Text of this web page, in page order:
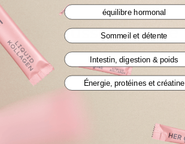
Ça va aussi te plaire
NUTRITION ACTIVE DÉTENTE
équilibre hormonal
Sommeil et détente
Intestin, digestion & poids
Énergie, protéines et créatine